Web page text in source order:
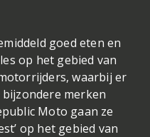
goed eten en
op het gebied van
waarbij er
merken
Moto gaan ze
op het gebied van